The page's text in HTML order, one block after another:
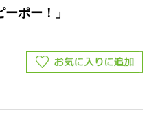
ポー！」